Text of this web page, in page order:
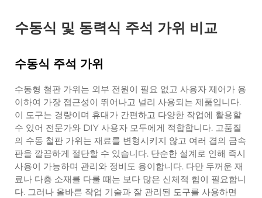
수동식 및 동력식 주석 가위 비교
수동식 주석 가위
수동형 철판 가위는 외부 전원이 필요 없고 사용자 제어가 용
이하여 가장 접근성이 뛰어나고 널리 사용되는 제품입니다.
이 도구는 경량이며 휴대가 간편하고 다양한 작업에 활용할
수 있어 전문가와 DIY 사용자 모두에게 적합합니다. 고품질
의 수동 철판 가위는 재료를 변형시키지 않고 여러 겹의 금속
판을 깔끔하게 절단할 수 있습니다. 단순한 설계로 인해 즉시
사용이 가능하며 관리와 정비도 용이합니다. 다만 두꺼운 재
료나 다층 소재를 다룰 때는 보다 많은 신체적 힘이 필요합니
다. 그러나 올바른 작업 기술과 잘 관리된 도구를 사용하면